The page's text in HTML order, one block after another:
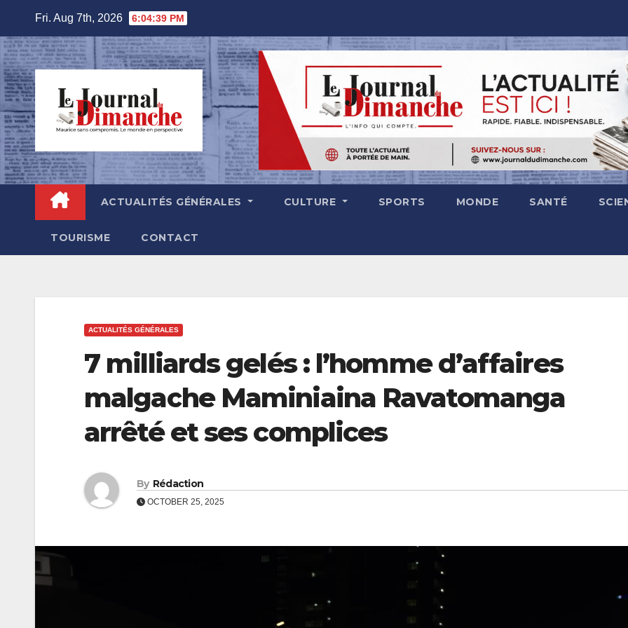
content
Fri. Aug 7th, 2026 6:04:41 PM
ACTUALITÉS GÉNÉRALES CULTURE SPORTS MONDE SANTÉ
TOURISME CONTACT
ACTUALITÉS GÉNÉRALES
7 milliards gelés : l’homme d’affaires
malgache Maminiaina Ravatomanga
arrêté et ses complices
By Rédaction
OCTOBER 25, 2025
Coopération
ECONOMIE
Pétrole, billets